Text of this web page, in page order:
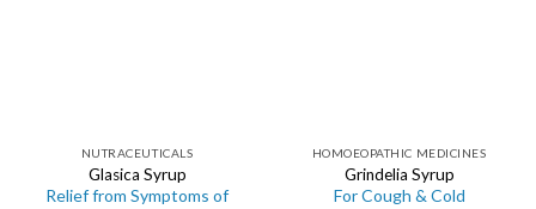
NUTRACEUTICALS
Glasica Syrup
Relief from Symptoms of
HOMOEOPATHIC MEDICINES
Grindelia Syrup
For Cough & Cold